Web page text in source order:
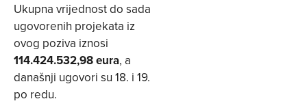
Ukupna vrijednost do sada
ugovorenih projekata iz
ovog poziva iznosi
114.424.532,98 eura, a
današnji ugovori su 18. i 19.
po redu.